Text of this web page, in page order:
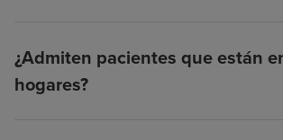
¿Admiten pacientes que están
hogares?